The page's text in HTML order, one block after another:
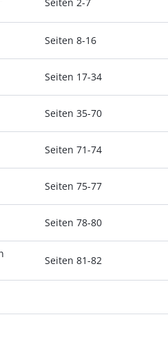
Seiten 8-16
Seiten 17-34
Seiten 35-70
Seiten 71-74
Seiten 75-77
Seiten 78-80
Seiten 81-82